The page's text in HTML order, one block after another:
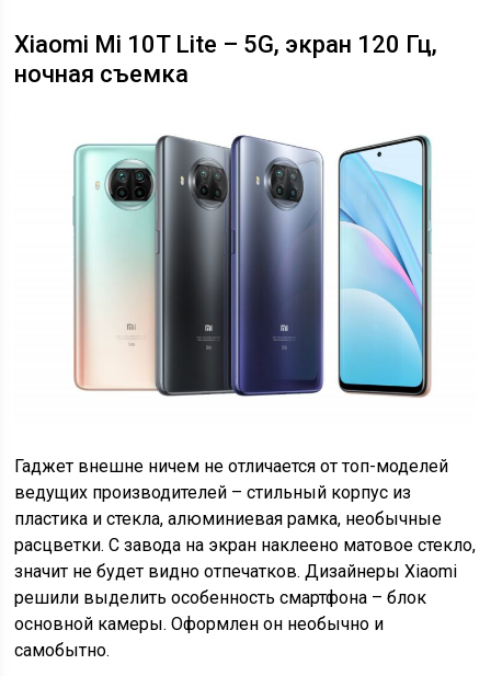
Xiaomi Mi 10T Lite – 5G, экран 120 Гц,
ночная съемка
Гаджет внешне ничем не отличается от топ-моделей
ведущих производителей – стильный корпус из
пластика и стекла, алюминиевая рамка, необычные
расцветки. С завода на экран наклеено матовое стекло,
значит не будет видно отпечатков. Дизайнеры Xiaomi
решили выделить особенность смартфона – блок
основной камеры. Оформлен он необычно и
самобытно.